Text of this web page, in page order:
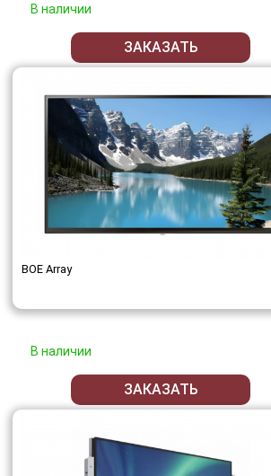
В наличии
ЗАКАЗАТЬ
BOE Array
В наличии
ЗАКАЗАТЬ